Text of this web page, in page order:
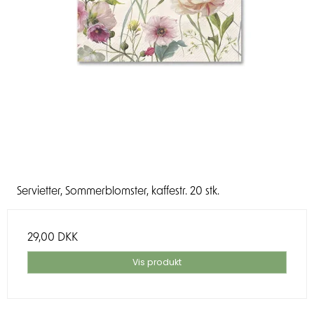
Servietter, Sommerblomster, kaffestr. 20 stk.
29,00 DKK
Vis produkt